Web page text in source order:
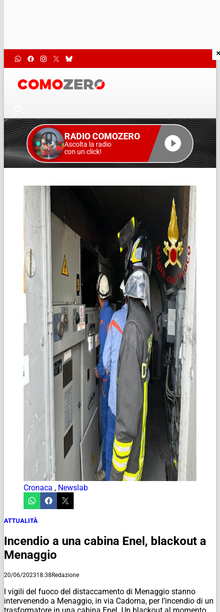
RADIO COMOZERO
Ascolta la radio
con un click!
Cronaca , Newslab
ATTUALITÀ
Incendio a una cabina Enel, blackout a
Menaggio
20/06/202318:38Redazione
I vigili del fuoco del distaccamento di Menaggio stanno
intervenendo a Menaggio, in via Cadorna, per l’incendio di un
trasformatore in una cabina Enel. Un blackout al momento